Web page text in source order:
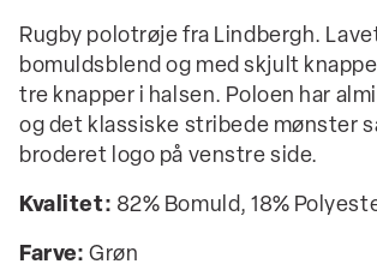
Rugby polotrøje fra Lindbergh.
bomuldsblend og med skjult
tre knapper i halsen. Poloen har
og det klassiske stribede mønster
broderet logo på venstre side.
Kvalitet: 82% Bomuld, 18%
Farve: Grøn